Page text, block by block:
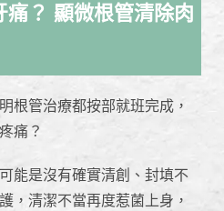
痛？ 顯微根管清除肉
根管治療都按部就班完成，
痛？
能是沒有確實清創、封填不
，清潔不當再度惹菌上身，